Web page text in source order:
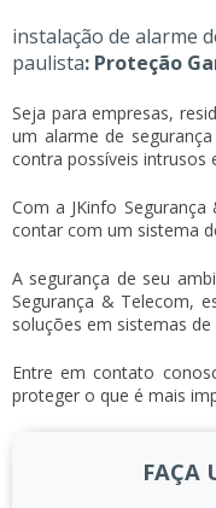
instalação de alarme
paulista: Proteção
Seja para empresas,
um alarme de
contra possíveis intrusos
Com a JKinfo
contar com um sistema
A segurança de seu
Segurança & Telecom,
soluções em sistemas de
Entre em contato
proteger o que é mais
FAÇA